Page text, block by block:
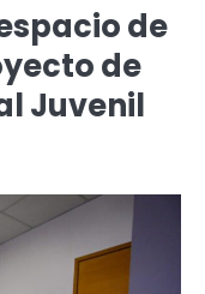
de
de
Juvenil